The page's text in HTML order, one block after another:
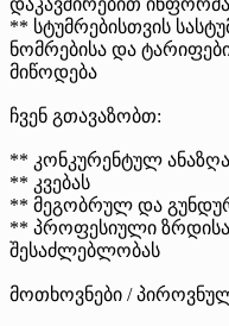
დაკავშირებით
** სტუმრებისთვის
ნომრებისა და
მიწოდება
ჩვენ გთავაზობთ:
** კონკურენტულ
** კვებას
** მეგობრულ და
** პროფესიული ზრდისა
შესაძლებლობას
მოთხოვნები /